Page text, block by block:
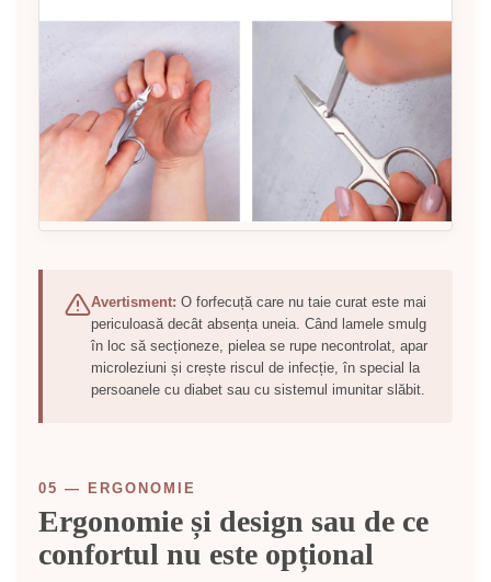
Avertisment: O forfecuță care nu taie curat este mai
periculoasă decât absența uneia. Când lamele smulg
în loc să secționeze, pielea se rupe necontrolat, apar
microleziuni și crește riscul de infecție, în special la
persoanele cu diabet sau cu sistemul imunitar slăbit.
05 — ERGONOMIE
Ergonomie și design sau de ce
confortul nu este opțional